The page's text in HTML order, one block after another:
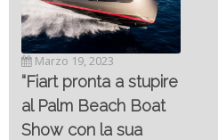
Marzo 19, 2023
“Fiart pronta a stupire
al Palm Beach Boat
Show con la sua